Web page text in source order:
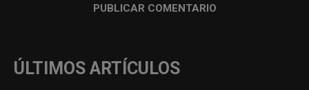
ÚLTIMOS ARTÍCULOS